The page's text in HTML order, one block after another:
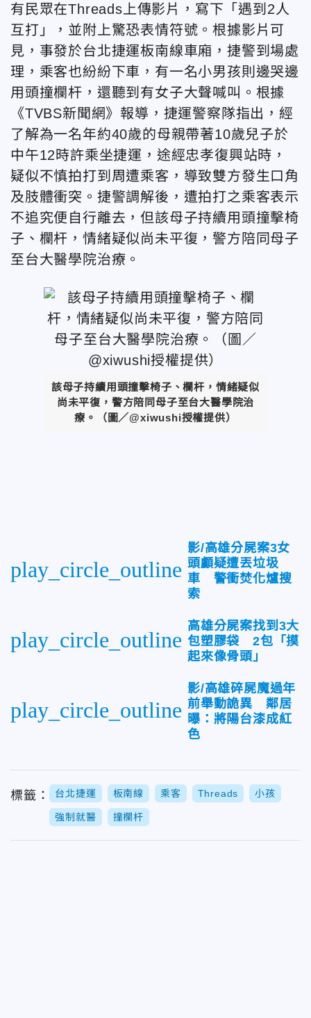
有民眾在Threads上傳影片，寫下 「遇到2人
互打」，並附上驚恐表情符號。根據影片可
見，事發於台北捷運板南線車廂，捷警到場處
理，乘客也紛紛下車，有一名小男孩則邊哭邊
用頭撞欄杆，還聽到有女子大聲喊叫。根據
《TVBS新聞網》報導，捷運警察隊指出，經
了解為一名年約40歲的母親帶著10歲兒子於
中午12時許乘坐捷運，途經忠孝復興站時，
疑似不慎拍打到周遭乘客，導致雙方發生口角
及肢體衝突。捷警調解後，遭拍打之乘客表示
不追究便自行離去，但該母子持續用頭撞擊椅
子、欄杆，情緒疑似尚未平復，警方陪同母子
至台大醫學院治療。
該母子持續用頭撞擊椅子、欄杆，情緒疑似
尚未平復，警方陪同母子至台大醫學院治
療 。 （圖／@xiwushi授權提供）
play_circle_outline
影/高雄分屍案3女
頭顱疑遭丟垃圾
車 警衝焚化爐搜
索
play_circle_outline
高雄分屍案找到3大
包塑膠袋 2包「摸
起來像骨頭」
play_circle_outline
影/高雄碎屍魔過年
前舉動詭異 鄰居
曝：將陽台漆成紅
色
標籤： 台北捷運 板南線 乘客 Threads 小孩
強制就醫 撞欄杆